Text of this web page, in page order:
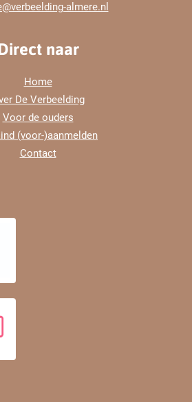
almere.nl
naar
Home
De Verbeelding
Voor de ouders
(voor-)aanmelden
Contact